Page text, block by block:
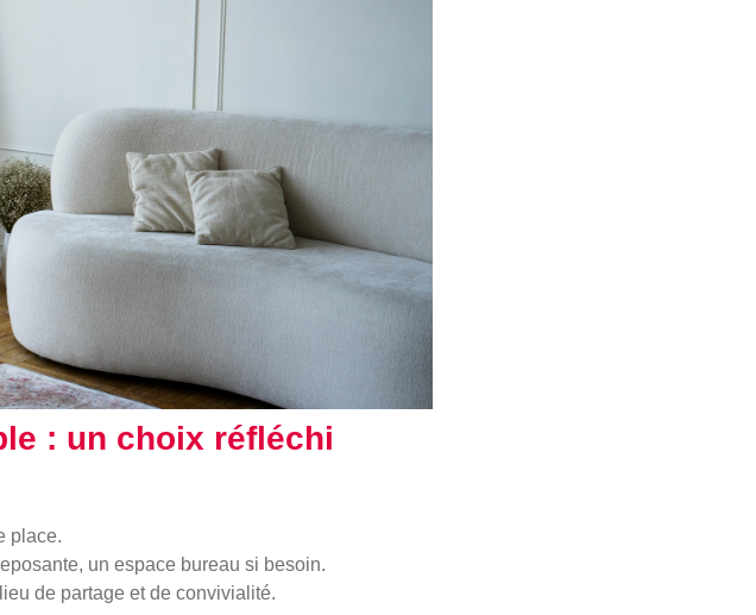
: un choix réfléchi
place.
un espace bureau si besoin.
de partage et de convivialité.